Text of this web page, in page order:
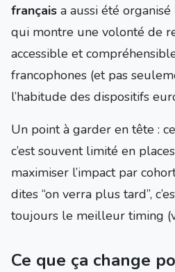
français a aussi été organisé
qui montre une volonté de
accessible et
francophones (et pas
l’habitude des dispositifs
Un point à garder en tête :
c’est souvent limité en
maximiser l’impact par
dites “on verra plus tard”,
toujours le meilleur timing
Ce que ça change